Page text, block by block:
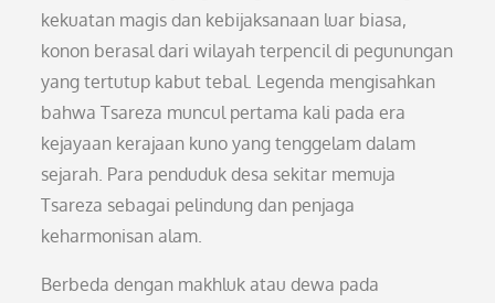
kekuatan magis dan kebijaksanaan luar biasa,
konon berasal dari wilayah terpencil di pegunungan
yang tertutup kabut tebal. Legenda mengisahkan
bahwa Tsareza muncul pertama kali pada era
kejayaan kerajaan kuno yang tenggelam dalam
sejarah. Para penduduk desa sekitar memuja
Tsareza sebagai pelindung dan penjaga
keharmonisan alam.
Berbeda dengan makhluk atau dewa pada